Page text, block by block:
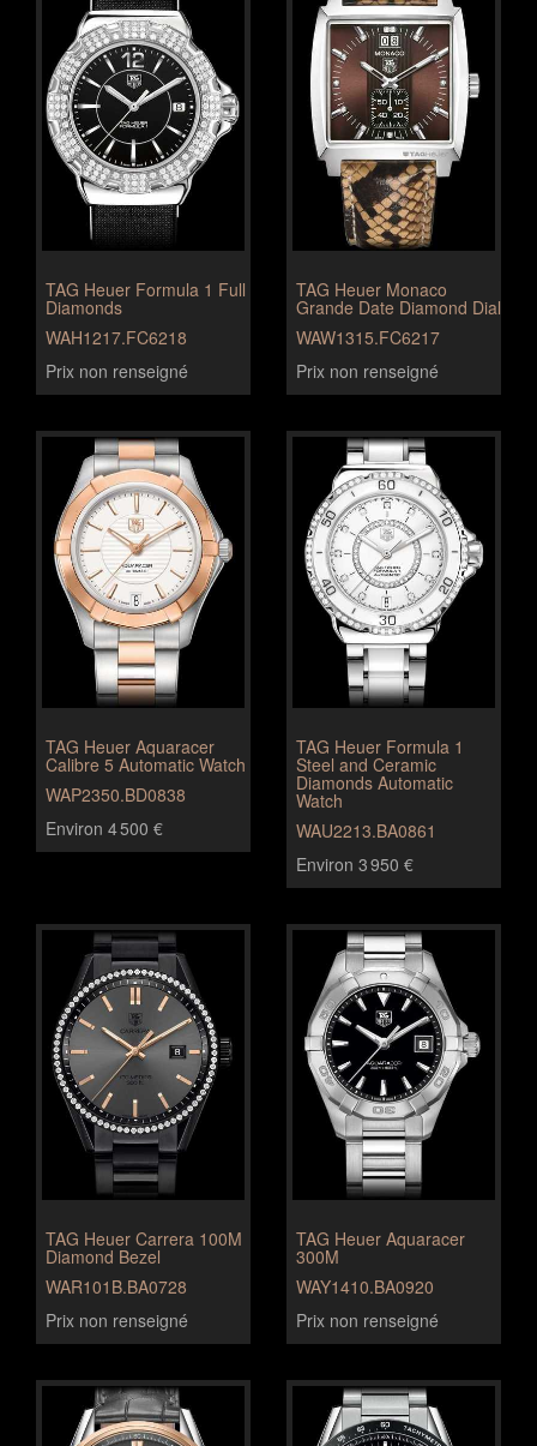
TAG Heuer Formula 1 Full
Diamonds
WAH1217.FC6218
Prix non renseigné
TAG Heuer Monaco
Grande Date Diamond Dial
WAW1315.FC6217
Prix non renseigné
TAG Heuer Aquaracer
Calibre 5 Automatic Watch
WAP2350.BD0838
Environ 4 500 €
TAG Heuer Formula 1
Steel and Ceramic
Diamonds Automatic
Watch
WAU2213.BA0861
Environ 3 950 €
TAG Heuer Carrera 100M
Diamond Bezel
WAR101B.BA0728
Prix non renseigné
TAG Heuer Aquaracer
300M
WAY1410.BA0920
Prix non renseigné